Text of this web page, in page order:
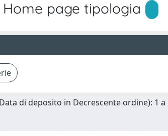
Home page tipologia
di deposito in Decrescente ordine): 1 a